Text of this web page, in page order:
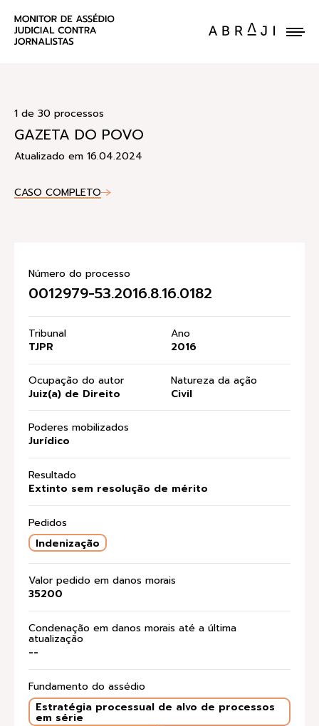
ENVIE UM CASO
1 de 30 processos
GAZETA DO POVO
Atualizado em 16.04.2024
CASO COMPLETO
Número do processo
0012979-53.2016.8.16.0182
Tribunal
TJPR
Ano
2016
Ocupação do autor
Juiz(a) de Direito
Natureza da ação
Civil
Poderes mobilizados
Jurídico
Resultado
Extinto sem resolução de mérito
Pedidos
Indenização
Valor pedido em danos morais
35200
Condenação em danos morais até a última
atualização
--
Fundamento do assédio
Estratégia processual de alvo de processos
em série